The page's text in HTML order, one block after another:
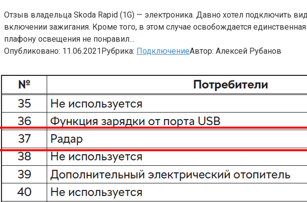
Отзыв владельца Skoda Rapid (1G) — электроника. Давно хотел подключить
включении зажигания. Кроме того, в этом случае освобождается
плафону освещения не понравил…
Опубликовано: 11.06.2021Рубрика: ПодключениеАвтор: Алексей Рубанов